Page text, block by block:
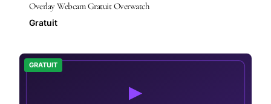
Overlay Webcam Gratuit Overwatch
Gratuit
GRATUIT